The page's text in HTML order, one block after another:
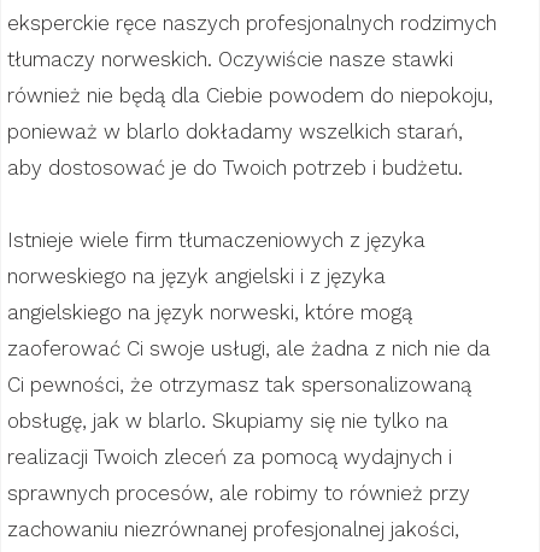
eksperckie ręce naszych profesjonalnych rodzimych
tłumaczy norweskich. Oczywiście nasze stawki
również nie będą dla Ciebie powodem do niepokoju,
ponieważ w blarlo dokładamy wszelkich starań,
aby dostosować je do Twoich potrzeb i budżetu.
Istnieje wiele firm tłumaczeniowych z języka
norweskiego na język angielski i z języka
angielskiego na język norweski, które mogą
zaoferować Ci swoje usługi, ale żadna z nich nie da
Ci pewności, że otrzymasz tak spersonalizowaną
obsługę, jak w blarlo. Skupiamy się nie tylko na
realizacji Twoich zleceń za pomocą wydajnych i
sprawnych procesów, ale robimy to również przy
zachowaniu niezrównanej profesjonalnej jakości,